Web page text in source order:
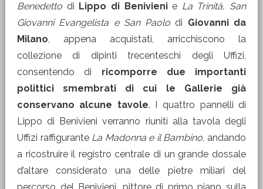
Benedettodi Lippo di Benivienie La Trinità, San
Giovanni Evangelista e San Paolo di Giovanni da
Milano, appena acquistati, arricchiscono la
collezione di dipinti trecenteschi degli Uffizi,
consentendo di ricomporre due importanti
polittici smembrati di cui le Gallerie già
conservano alcune tavole. I quattro pannelli di
Lippo di Benivieni verranno riuniti alla tavola degli
Uffizi raffigurante La Madonna e il Bambino, andando
a ricostruire il registro centrale di un grande dossale
d’altare considerato una delle pietre miliari del